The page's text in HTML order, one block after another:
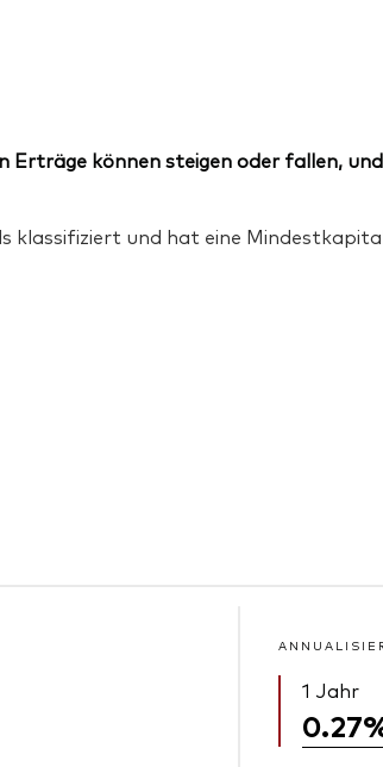
Erträge können steigen oder fallen,
klassifiziert und hat eine
1 Jahr